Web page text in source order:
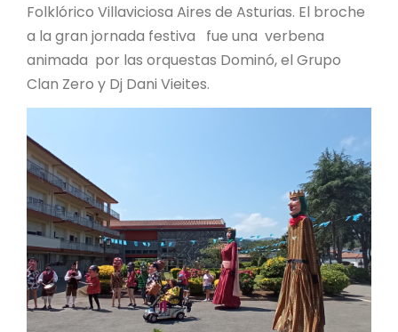
Folklórico Villaviciosa Aires de Asturias. El broche
a la gran jornada festiva fue una verbena
animada por las orquestas Dominó, el Grupo
Clan Zero y Dj Dani Vieites.